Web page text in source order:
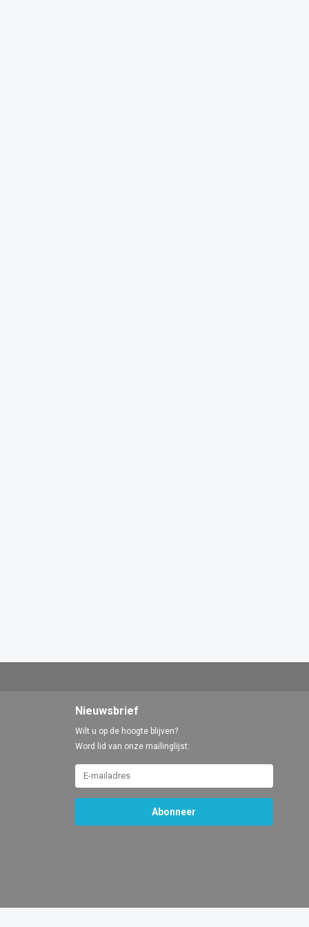
Nieuwsbrief
Wilt u op de hoogte blijven?
Word lid van onze mailinglijst:
Abonneer